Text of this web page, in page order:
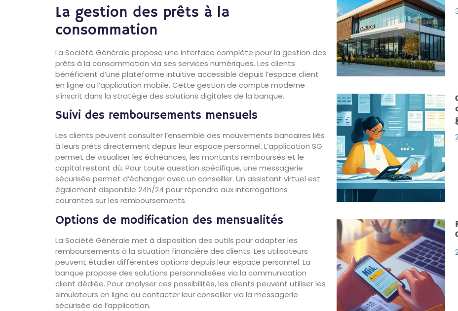
La gestion des prêts à la
consommation
La Société Générale propose une interface complète pour la gestion des
prêts à la consommation via ses services numériques. Les clients
bénéficient d’une plateforme intuitive accessible depuis l’espace client
en ligne ou l’application mobile. Cette gestion de compte moderne
s’inscrit dans la stratégie des solutions digitales de la banque.
Suivi des remboursements mensuels
Les clients peuvent consulter l’ensemble des mouvements bancaires liés
à leurs prêts directement depuis leur espace personnel. L’application SG
permet de visualiser les échéances, les montants remboursés et le
capital restant dû. Pour toute question spécifique, une messagerie
sécurisée permet d’échanger avec un conseiller. Un assistant virtuel est
également disponible 24h/24 pour répondre aux interrogations
courantes sur les remboursements.
Options de modification des mensualités
La Société Générale met à disposition des outils pour adapter les
remboursements à la situation financière des clients. Les utilisateurs
peuvent étudier différentes options depuis leur espace personnel. La
banque propose des solutions personnalisées via la communication
client dédiée. Pour analyser ces possibilités, les clients peuvent utiliser les
simulateurs en ligne ou contacter leur conseiller via la messagerie
sécurisée de l’application.